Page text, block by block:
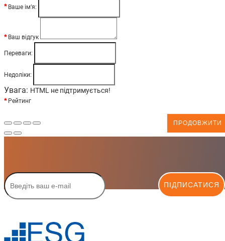
Ваше ім’я:
Ваш відгук
Переваги:
Недоліки:
Увага: HTML не підтримується!
Рейтинг
ПРОДОВЖИТИ
ПІДПИСАТИСЯ